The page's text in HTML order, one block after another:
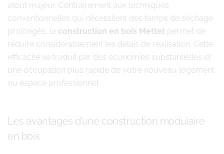
atout majeur. Contrairement aux techniques
conventionnelles qui nécessitent des temps de séchage
prolongés, la construction en bois Mettet permet de
réduire considérablement les délais de réalisation. Cette
efficacité se traduit par des économies substantielles et
une occupation plus rapide de votre nouveau logement
ou espace professionnel.
Les avantages d’une construction modulaire
en bois